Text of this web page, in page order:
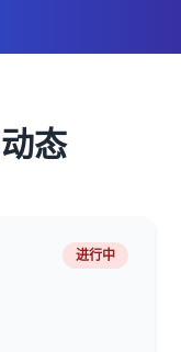
态
进行中